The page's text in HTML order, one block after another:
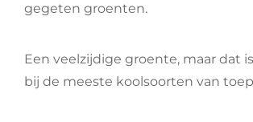
gegeten groenten.
Een veelzijdige groente, maar dat
bij de meeste koolsoorten van